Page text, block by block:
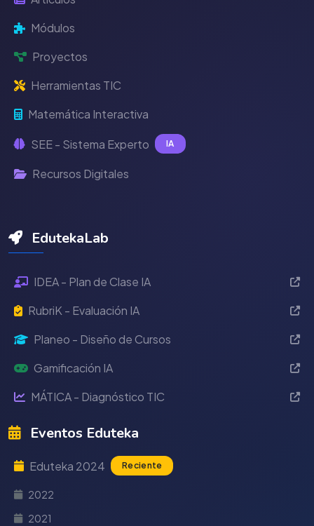
Módulos
Proyectos
Herramientas TIC
Matemática Interactiva
SEE - Sistema Experto IA
Recursos Digitales
EdutekaLab
IDEA - Plan de Clase IA
RubriK - Evaluación IA
Planeo - Diseño de Cursos
Gamificación IA
MÁTICA - Diagnóstico TIC
Eventos Eduteka
Eduteka 2024 Reciente
2022
2021